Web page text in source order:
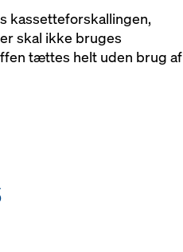
kassetteforskallingen,
skal ikke bruges
tættes helt uden brug af